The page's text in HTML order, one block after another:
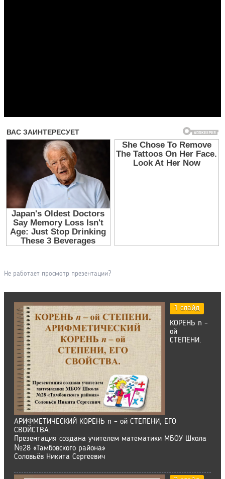
Не работает просмотр презентации?
1 слайд
КОРЕНЬ n –
ой
СТЕПЕНИ.
АРИФМЕТИЧЕСКИЙ КОРЕНЬ n – ой СТЕПЕНИ, ЕГО
СВОЙСТВА.
Презентация создана учителем математики МБОУ Школа
№28 «Тамбовского района»
Соловьёв Никита Сергеевич